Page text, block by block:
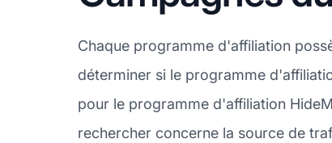
Chaque programme d'affiliation
déterminer si le programme
pour le programme d'affiliation
rechercher concerne la source de